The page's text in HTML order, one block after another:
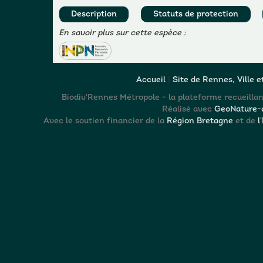
Description Statuts de protection
En savoir plus sur cette espèce :
Accueil| Site de Rennes, Ville
Biodiv'Rennes Métropole - la plateforme
Réalisé avec
Avec le soutien financier de la Région Bretagne et de